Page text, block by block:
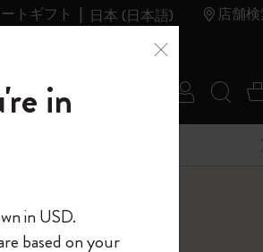
トギフト 日本 (日本語) 店舗
ール
ログイン
うこそ
検索
in
in USD.
based on your